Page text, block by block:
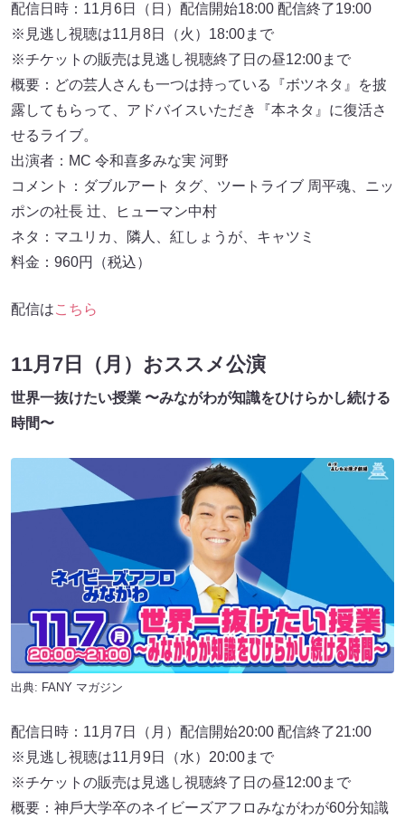
配信日時：11月6日（日）配信開始18:00 配信終了19:00
※見逃し視聴は11月8日（火）18:00まで
※チケットの販売は見逃し視聴終了日の昼12:00まで
概要：どの芸⼈さんも⼀つは持っている『ボツネタ』を披
露してもらって、アドバイスいただき『本ネタ』に復活さ
せるライブ。
出演者：MC 令和喜多みな実 河野
コメント：ダブルアート タグ、ツートライブ 周平魂、ニッ
ポンの社⻑ 辻、ヒューマン中村
ネタ：マユリカ、隣⼈、紅しょうが、キャツミ
料金：960円（税込）
配信はこちら
11月7日（月）おススメ公演
世界⼀抜けたい授業 〜みながわが知識をひけらかし続ける
時間〜
出典: FANY マガジン
配信日時：11月7日（月）配信開始20:00 配信終了21:00
※見逃し視聴は11月9日（水）20:00まで
※チケットの販売は見逃し視聴終了日の昼12:00まで
概要：神⼾⼤学卒のネイビーズアフロみながわが60分知識